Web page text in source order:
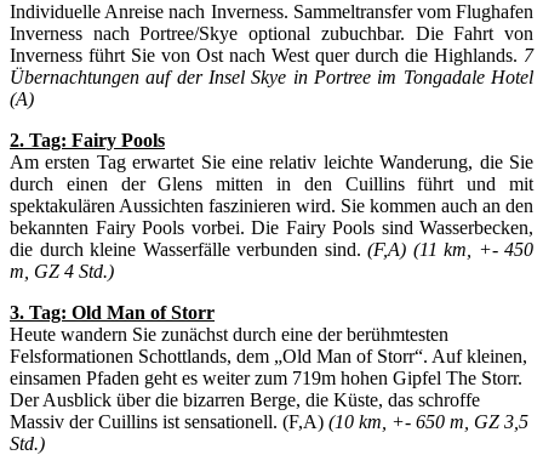
Individuelle Anreise nach Inverness. Sammeltransfer vom Flughafen
Inverness nach Portree/Skye optional zubuchbar. Die Fahrt von
Inverness führt Sie von Ost nach West quer durch die Highlands. 7
Übernachtungen auf der Insel Skye in Portree im Tongadale Hotel
(A)
2. Tag: Fairy Pools
Am ersten Tag erwartet Sie eine relativ leichte Wanderung, die Sie
durch einen der Glens mitten in den Cuillins führt und mit
spektakulären Aussichten faszinieren wird. Sie kommen auch an den
bekannten Fairy Pools vorbei. Die Fairy Pools sind Wasserbecken,
die durch kleine Wasserfälle verbunden sind. (F,A) (11 km, +- 450
m, GZ 4 Std.)
3. Tag: Old Man of Storr
Heute wandern Sie zunächst durch eine der berühmtesten
Felsformationen Schottlands, dem „Old Man of Storr“. Auf kleinen,
einsamen Pfaden geht es weiter zum 719m hohen Gipfel The Storr.
Der Ausblick über die bizarren Berge, die Küste, das schroffe
Massiv der Cuillins ist sensationell. (F,A) (10 km, +- 650 m, GZ 3,5
Std.)